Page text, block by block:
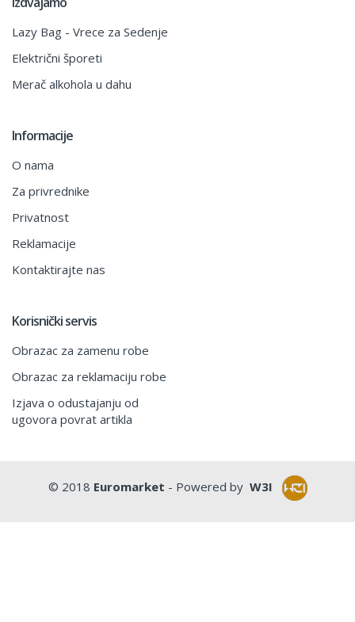
Lazy Bag - Vrece za Sedenje
Električni šporeti
Merač alkohola u dahu
Informacije
O nama
Za privrednike
Privatnost
Reklamacije
Kontaktirajte nas
Korisnički servis
Obrazac za zamenu robe
Obrazac za reklamaciju robe
Izjava o odustajanju od
ugovora povrat artikla
© 2018 Euromarket - Powered by W3I